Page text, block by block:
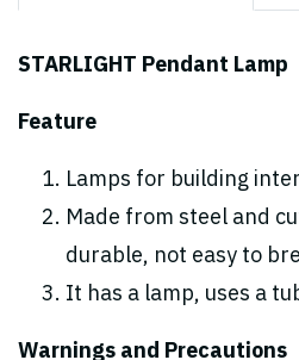
STARLIGHT Pendant Lamp
Feature
Lamps for building
Made from steel and
durable, not easy to
It has a lamp, uses a
Warnings and Precautions